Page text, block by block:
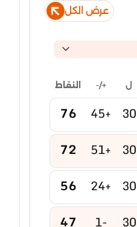
عرض الكل
ل +/- النقاط
30
+45
76
30
+51
72
30
+24
56
30
-1
47